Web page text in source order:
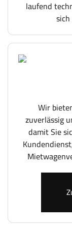
laufend
Wir
zuverlässig
damit Sie